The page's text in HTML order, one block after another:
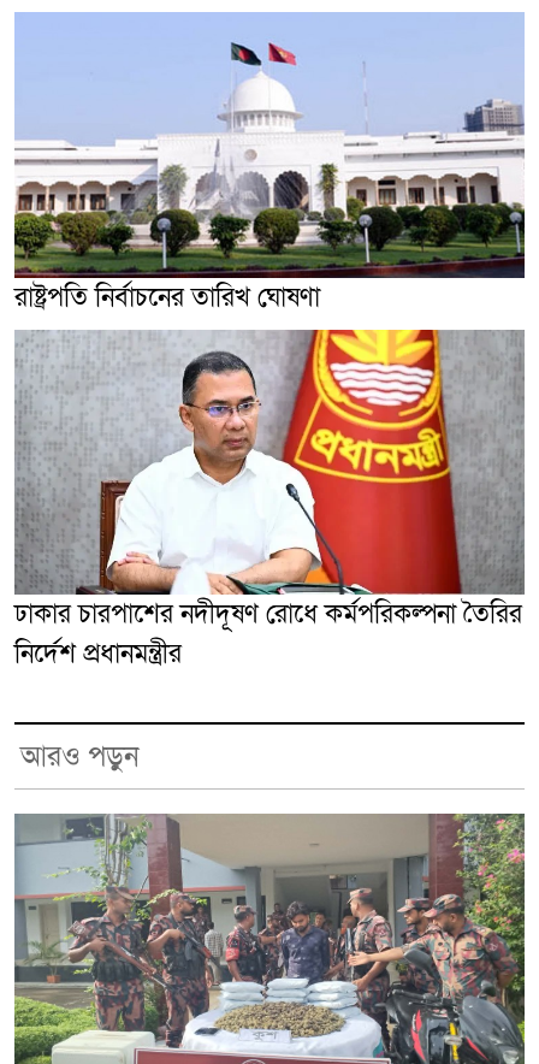
রাষ্ট্রপতি নির্বাচনের তারিখ ঘোষণা
ঢাকার চারপাশের নদীদূষণ রোধে কর্মপরিকল্পনা তৈরির
নির্দেশ প্রধানমন্ত্রীর
আরও পড়ুন